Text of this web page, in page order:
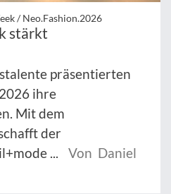
/ Neo.Fashion.2026
stärkt
präsentierten
ihre
Mit dem
der
...
Von Daniel